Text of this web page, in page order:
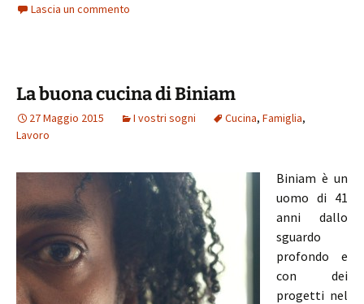
Lascia un commento
La buona cucina di Biniam
27 Maggio 2015 I vostri sogni Cucina, Famiglia,
Lavoro
Biniam è un
uomo di 41
anni dallo
sguardo
profondo e
con dei
progetti nel